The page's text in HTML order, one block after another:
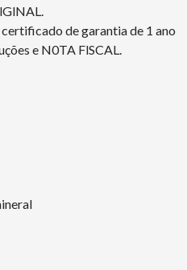
de garantia de 1 ano
e N0TA FlSCAL.